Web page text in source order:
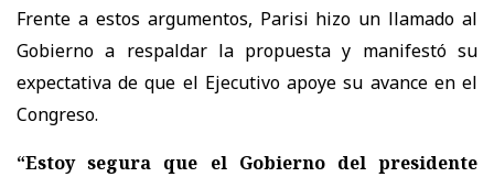
Frente a estos argumentos, Parisi hizo un llamado al
Gobierno a respaldar la propuesta y manifestó su
expectativa de que el Ejecutivo apoye su avance en el
Congreso.
“Estoy segura que el Gobierno del presidente